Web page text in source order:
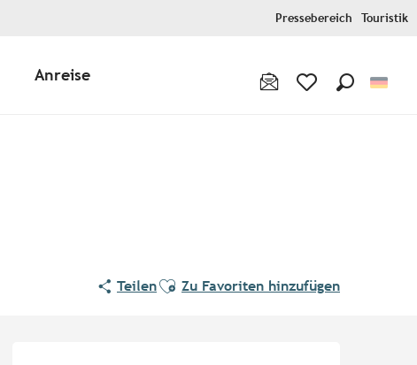
Pressebereich Touristik
Anreise
TeilenAjouter aux favoris
Zu Favoriten hinzufügen